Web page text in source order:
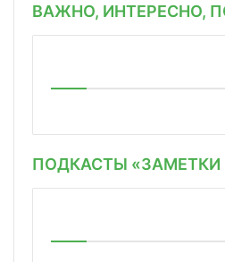
ВАЖНО, ИНТЕРЕСНО,
ПОДКАСТЫ «ЗАМЕТКИ